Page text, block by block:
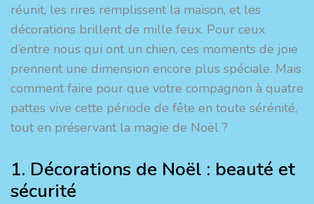
réunit, les rires remplissent la maison, et les
décorations brillent de mille feux. Pour ceux
d’entre nous qui ont un chien, ces moments de joie
prennent une dimension encore plus spéciale. Mais
comment faire pour que votre compagnon à quatre
pattes vive cette période de fête en toute sérénité,
tout en préservant la magie de Noël ?
1. Décorations de Noël : beauté et
sécurité